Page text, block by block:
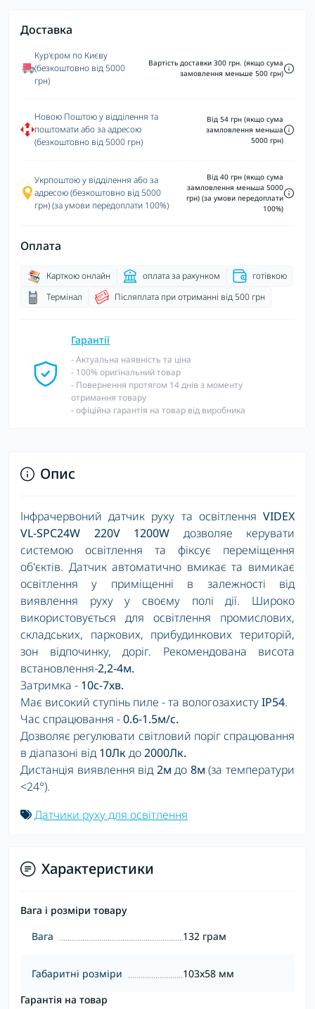
Доставка
Кур'єром по Києву
(безкоштовно від 5000
грн)
Вартість доставки 300 грн. (якщо сума
замовлення меньше 500 грн)
Новою Поштою у відділення та
поштомати або за адресою
(безкоштовно від 5000 грн)
Від 54 грн (якщо сума
замловлення меньша
5000 грн)
Укрпоштою у відділення або за
адресою (безкоштовно від 5000
грн) (за умови передоплати 100%)
Від 40 грн (якщо сума
замловлення меньша 5000
грн) (за умови передоплати
100%)
Оплата
Карткою онлайн оплата за рахунком
готівкою
Термінал
Післяплата при отриманні від 500 грн
Гарантії
- Актуальна наявність та ціна
- 100% оригінальний товар
- Повернення протягом 14 днів з моменту
отримання товару
- офіційна гарантія на товар від виробника
Опис
Інфрачервоний датчик руху та освітлення VIDEX
VL-SPC24W 220V 1200W дозволяе керувати
системою освітлення та фіксує переміщення
об'єктів. Датчик автоматично вмикає та вимикає
освітлення у приміщенні в залежності від
виявлення руху у своєму полі дії. Широко
використовується для освітлення промислових,
складських, паркових, прибудинкових територій,
зон відпочинку, доріг. Рекомендована висота
встановлення-2,2-4м.
Затримка - 10с-7хв.
Має високий ступінь пиле - та вологозахистуIP54.
Час спрацювання -0.6-1.5м/с.
Дозволяє регулювати світловий поріг спрацювання
в діапазоні від10Лкдо2000Лк.
Дистанція виявлення від2мдо 8м (за температури
<24°).
Датчики руху для освітлення
Характеристики
Вага і розміри товару
Вага
132 грам
Габаритні розміри
103x58 мм
Гарантія на товар